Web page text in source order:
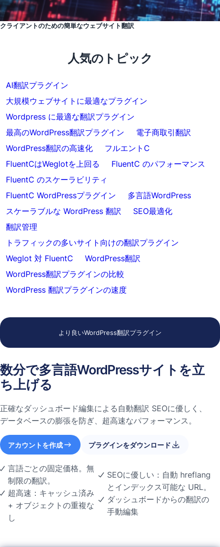
クライアントのための簡単なウェブサイト翻訳
人気のトピック
AI翻訳プラグイン
大規模ウェブサイトに最適なプラグイン
Wordpress に最適な翻訳プラグイン
最高のWordPress翻訳プラグイン
電子商取引翻訳
WordPress翻訳の高速化
フルエントC
FluentCはWeglotを上回る
FluentC のパフォーマンス
FluentC のスケーラビリティ
FluentC WordPressプラグイン
多言語WordPress
スケーラブルな WordPress 翻訳
SEO最適化
翻訳管理
トラフィックの多いサイト向けの翻訳プラグイン
Weglot 対 FluentC
WordPress翻訳
WordPress翻訳プラグインの比較
WordPress 翻訳プラグインの速度
より良いWordPress翻訳プラグイン
数分で多言語WordPressサイトを立
ち上げる
正確なダッシュボード編集による自動翻訳 SEOに優しく、
データベースの膨張を防ぎ、超高速なパフォーマンス。
アカウントを作成 プラグインをダウンロード
言語ごとの固定価格。無
制限の翻訳。
超高速：キャッシュ済み
+ オブジェクトの重複な
し
SEOに優しい：自動 hreflang
とインデックス可能な URL。
ダッシュボードからの翻訳の
手動編集